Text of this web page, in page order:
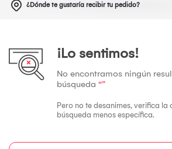
¿Dónde te gustaría recibir tu pedido?
¡Lo sentimos!
No encontramos ningún
búsqueda “”
Pero no te desanimes, verifica
búsqueda menos específica.